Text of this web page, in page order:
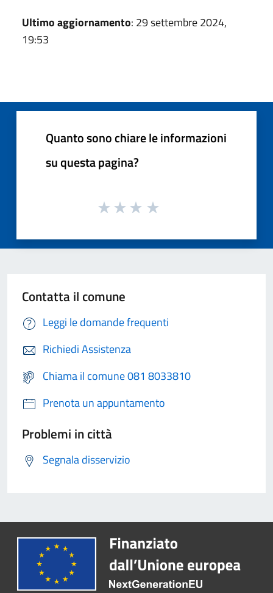
Ultimo aggiornamento: 29 settembre 2024,
19:53
Quanto sono chiare le informazioni
su questa pagina?
Contatta il comune
Leggi le domande frequenti
Richiedi Assistenza
Chiama il comune 081 8033810
Prenota un appuntamento
Problemi in città
Segnala disservizio